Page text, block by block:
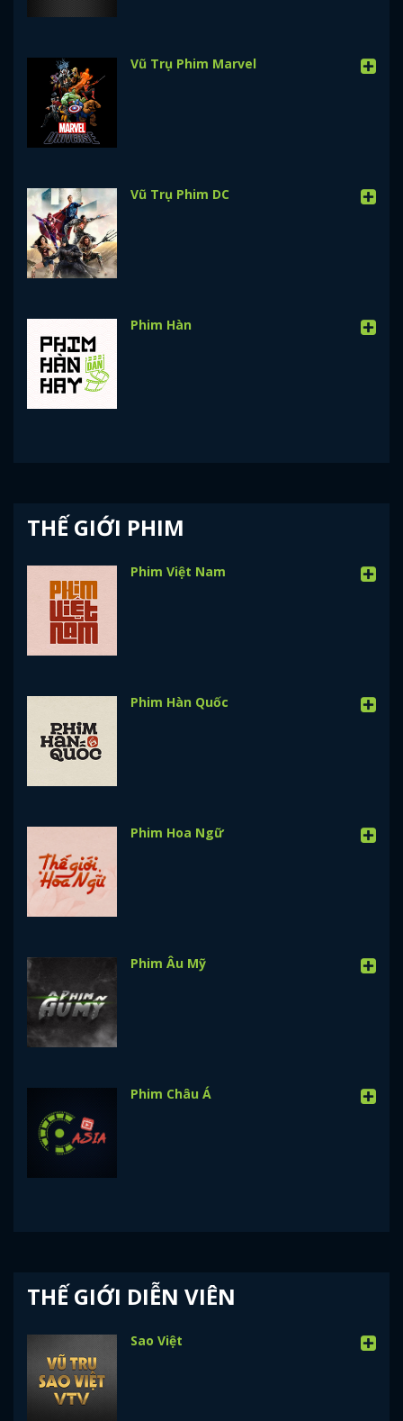
Vũ Trụ Phim Marvel
Vũ Trụ Phim DC
Phim Hàn
THẾ GIỚI PHIM
Phim Việt Nam
Phim Hàn Quốc
Phim Hoa Ngữ
Phim Âu Mỹ
Phim Châu Á
THẾ GIỚI DIỄN VIÊN
Sao Việt